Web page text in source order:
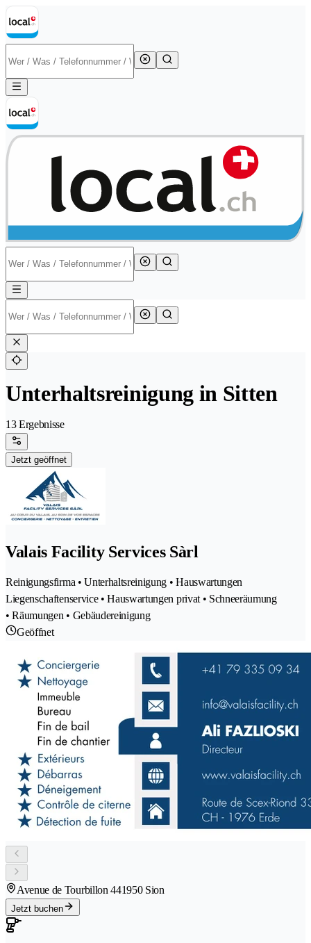
Unterhaltsreinigung in Sitten
13 Ergebnisse
Jetzt geöffnet
Valais Facility Services Sàrl
Reinigungsfirma • Unterhaltsreinigung • Hauswartungen
Liegenschaftenservice • Hauswartungen privat • Schneeräumung
• Räumungen • Gebäudereinigung
Geöffnet
Avenue de Tourbillon 441950 Sion
Jetzt buchen